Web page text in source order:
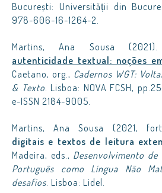
București: Universității din
978-606-16-1264-2.
Martins, Ana Sousa
autenticidade textual: noções
Caetano, org., Cadernos WGT:
& Texto. Lisboa: NOVA FCSH,
e-ISSN 2184-9005.
Martins, Ana Sousa (2021,
digitais e textos de leitura
Madeira, eds., Desenvolvimento
Português como Língua Não
desafios. Lisboa: Lidel.